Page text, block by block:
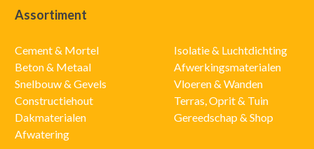
Assortiment
Cement & Mortel
Beton & Metaal
Snelbouw & Gevels
Constructiehout
Dakmaterialen
Afwatering
Isolatie & Luchtdichting
Afwerkingsmaterialen
Vloeren & Wanden
Terras, Oprit & Tuin
Gereedschap & Shop